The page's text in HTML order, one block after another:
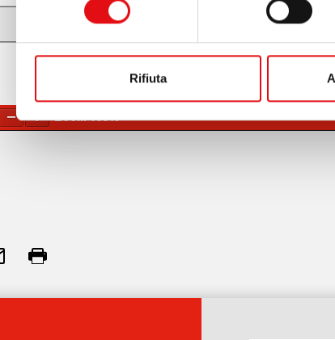
Rifiuta
Zoom100%